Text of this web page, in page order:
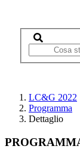
LC&G 2022
Programma
Dettaglio